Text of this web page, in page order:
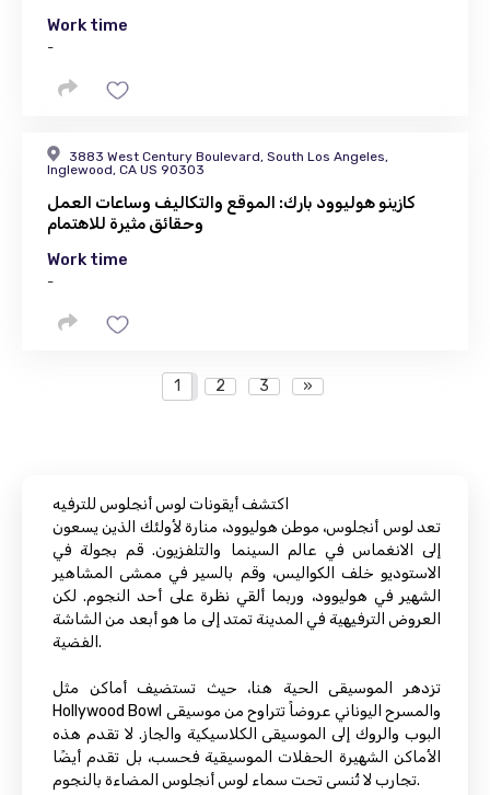
Work time
-
3883 West Century Boulevard, South Los Angeles,
Inglewood, CA US 90303
كازينو هوليوود بارك: الموقع والتكاليف وساعات العمل
وحقائق مثيرة للاهتمام
Work time
-
1 2 3 »
اكتشف أيقونات لوس أنجلوس للترفيه
تعد لوس أنجلوس، موطن هوليوود، منارة لأولئك الذين يسعون
إلى الانغماس في عالم السينما والتلفزيون. قم بجولة في
الاستوديو خلف الكواليس، وقم بالسير في ممشى المشاهير
الشهير في هوليوود، وربما ألقي نظرة على أحد النجوم. لكن
العروض الترفيهية في المدينة تمتد إلى ما هو أبعد من الشاشة
الفضية.
تزدهر الموسيقى الحية هنا، حيث تستضيف أماكن مثل
Hollywood Bowl والمسرح اليوناني عروضاً تتراوح من موسيقى
البوب ​​والروك إلى الموسيقى الكلاسيكية والجاز. لا تقدم هذه
الأماكن الشهيرة الحفلات الموسيقية فحسب، بل تقدم أيضًا
تجارب لا تُنسى تحت سماء لوس أنجلوس المضاءة بالنجوم.